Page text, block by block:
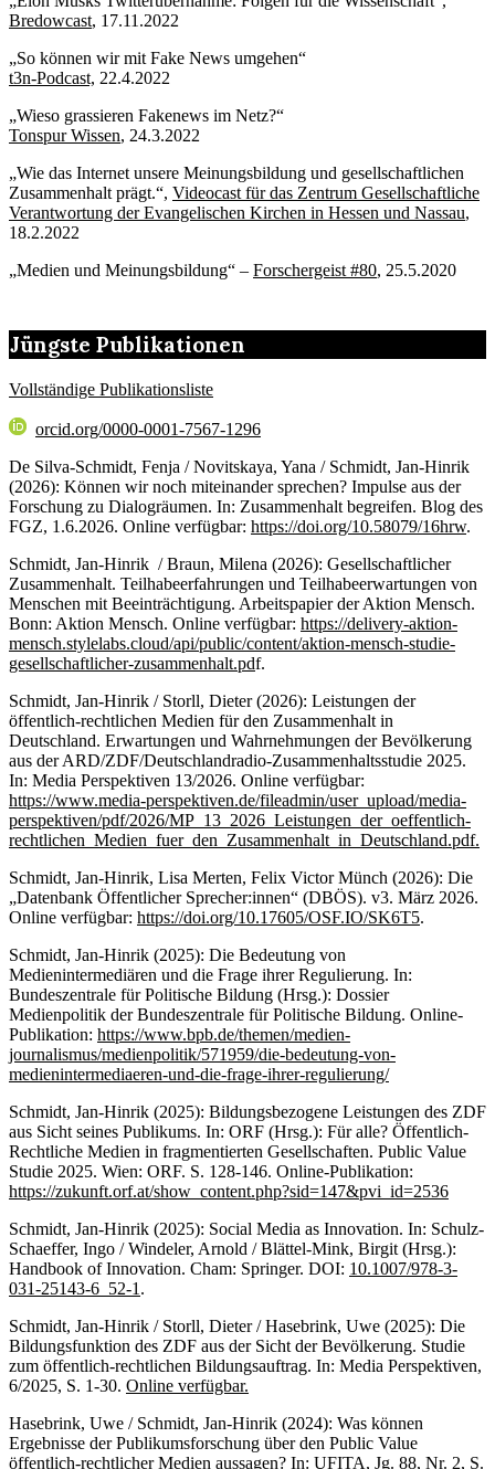
Bredowcast, 17.11.2022
„So können wir mit Fake News umgehen“
t3n-Podcast, 22.4.2022
„Wieso grassieren Fakenews im Netz?“
Tonspur Wissen, 24.3.2022
„Wie das Internet unsere Meinungsbildung und gesellschaftlichen
Zusammenhalt prägt.“, Videocast für das Zentrum Gesellschaftliche
Verantwortung der Evangelischen Kirchen in Hessen und Nassau,
18.2.2022
„Medien und Meinungsbildung“ – Forschergeist #80, 25.5.2020
Jüngste Publikationen
Vollständige Publikationsliste
orcid.org/0000-0001-7567-1296
De Silva-Schmidt, Fenja / Novitskaya, Yana / Schmidt, Jan-Hinrik
(2026): Können wir noch miteinander sprechen? Impulse aus der
Forschung zu Dialogräumen. In: Zusammenhalt begreifen. Blog des
FGZ, 1.6.2026. Online verfügbar: https://doi.org/10.58079/16hrw.
Schmidt, Jan-Hinrik / Braun, Milena (2026): Gesellschaftlicher
Zusammenhalt. Teilhabeerfahrungen und Teilhabeerwartungen von
Menschen mit Beeinträchtigung. Arbeitspapier der Aktion Mensch.
Bonn: Aktion Mensch. Online verfügbar: https://delivery-aktion-
mensch.stylelabs.cloud/api/public/content/aktion-mensch-studie-
gesellschaftlicher-zusammenhalt.pdf.
Schmidt, Jan-Hinrik / Storll, Dieter (2026): Leistungen der
öffentlich-rechtlichen Medien für den Zusammenhalt in
Deutschland. Erwartungen und Wahrnehmungen der Bevölkerung
aus der ARD/ZDF/Deutschlandradio-Zusammenhaltsstudie 2025.
In: Media Perspektiven 13/2026. Online verfügbar:
https://www.media-perspektiven.de/fileadmin/user_upload/media-
perspektiven/pdf/2026/MP_13_2026_Leistungen_der_oeffentlich-
rechtlichen_Medien_fuer_den_Zusammenhalt_in_Deutschland.pdf.
Schmidt, Jan-Hinrik, Lisa Merten, Felix Victor Münch (2026): Die
„Datenbank Öffentlicher Sprecher:innen“ (DBÖS). v3. März 2026.
Online verfügbar: https://doi.org/10.17605/OSF.IO/SK6T5.
Schmidt, Jan-Hinrik (2025): Die Bedeutung von
Medienintermediären und die Frage ihrer Regulierung. In:
Bundeszentrale für Politische Bildung (Hrsg.): Dossier
Medienpolitik der Bundeszentrale für Politische Bildung. Online-
Publikation: https://www.bpb.de/themen/medien-
journalismus/medienpolitik/571959/die-bedeutung-von-
medienintermediaeren-und-die-frage-ihrer-regulierung/
Schmidt, Jan-Hinrik (2025): Bildungsbezogene Leistungen des ZDF
aus Sicht seines Publikums. In: ORF (Hrsg.): Für alle? Öffentlich-
Rechtliche Medien in fragmentierten Gesellschaften. Public Value
Studie 2025. Wien: ORF. S. 128-146. Online-Publikation:
https://zukunft.orf.at/show_content.php?sid=147&pvi_id=2536
Schmidt, Jan-Hinrik (2025): Social Media as Innovation. In: Schulz-
Schaeffer, Ingo / Windeler, Arnold / Blättel-Mink, Birgit (Hrsg.):
Handbook of Innovation. Cham: Springer. DOI: 10.1007/978-3-
031-25143-6_52-1 .
Schmidt, Jan-Hinrik / Storll, Dieter / Hasebrink, Uwe (2025): Die
Bildungsfunktion des ZDF aus der Sicht der Bevölkerung. Studie
zum öffentlich-rechtlichen Bildungsauftrag. In: Media Perspektiven,
6/2025, S. 1-30. Online verfügbar.
Hasebrink, Uwe / Schmidt, Jan-Hinrik (2024): Was können
Ergebnisse der Publikumsforschung über den Public Value
öffentlich-rechtlicher Medien aussagen? In: UFITA, Jg. 88, Nr. 2, S.